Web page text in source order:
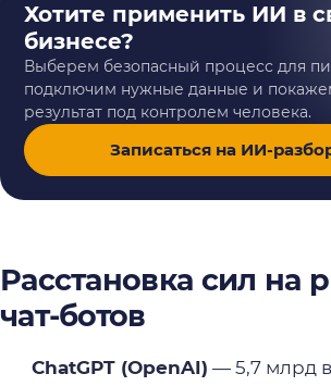
Хотите применить ИИ в
бизнесе?
Выберем безопасный процесс для
подключим нужные данные и
результат под контролем человека.
Записаться на ИИ-
Расстановка сил на
чат-ботов
ChatGPT (OpenAI) — 5,7 млрд